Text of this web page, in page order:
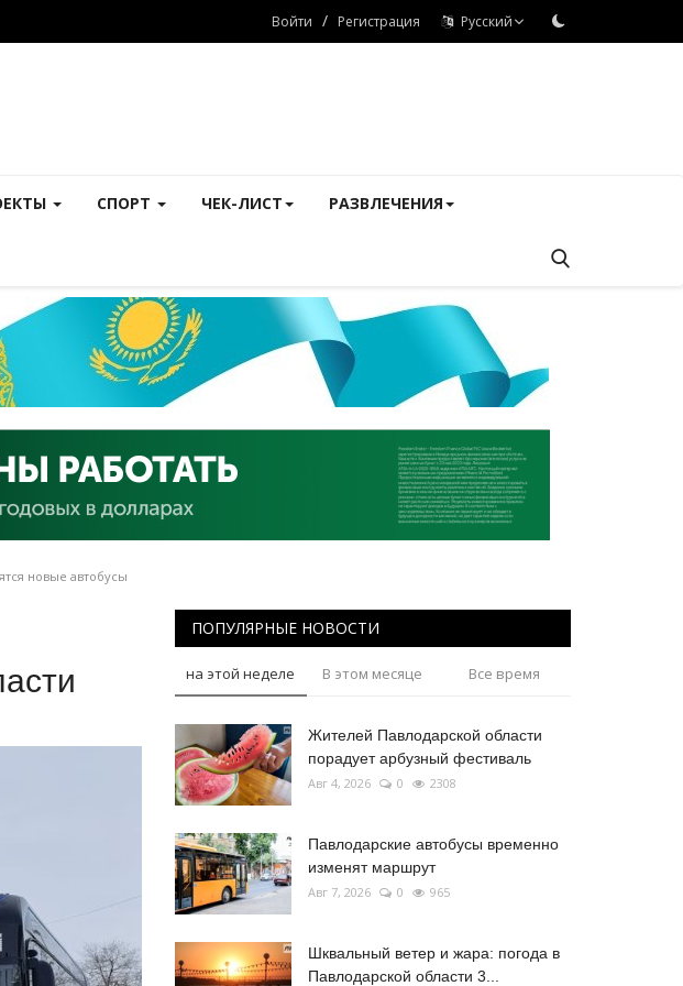
Войти / Регистрация Русский
СПОРТ ЧЕК-ЛИСТ РАЗВЛЕЧЕНИЯ
новые автобусы
ПОПУЛЯРНЫЕ НОВОСТИ
на этой неделе В этом месяце Все время
Жителей Павлодарской области
порадует арбузный фестиваль
Авг 4, 2026 0 2308
Павлодарские автобусы временно
изменят маршрут
Авг 7, 2026 0 965
Шквальный ветер и жара: погода в
Павлодарской области 3...